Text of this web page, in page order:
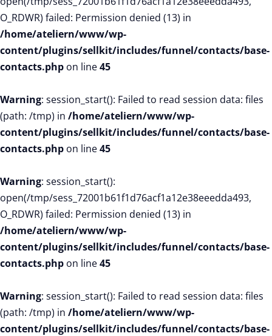
O_RDWR) failed: Permission denied (13) in
/home/ateliern/www/wp-
content/plugins/sellkit/includes/funnel/contacts/base-
contacts.php on line45
Warning: session_start(): Failed to read session data: files
(path: /tmp) in /home/ateliern/www/wp-
content/plugins/sellkit/includes/funnel/contacts/base-
contacts.php on line45
Warning: session_start():
open(/tmp/sess_72001b61f1d76acf1a12e38eeedda493,
O_RDWR) failed: Permission denied (13) in
/home/ateliern/www/wp-
content/plugins/sellkit/includes/funnel/contacts/base-
contacts.php on line45
Warning: session_start(): Failed to read session data: files
(path: /tmp) in /home/ateliern/www/wp-
content/plugins/sellkit/includes/funnel/contacts/base-